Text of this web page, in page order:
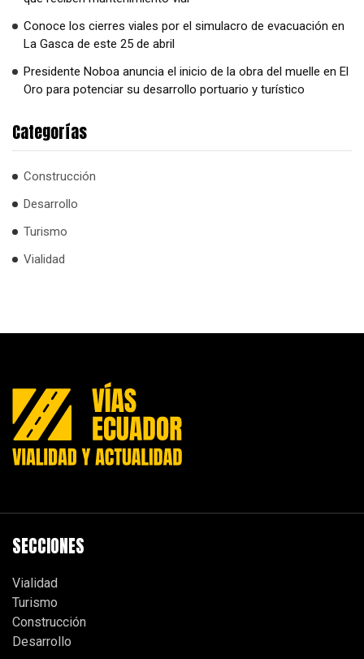
Conoce los cierres viales por el simulacro de evacuación en
La Gasca de este 25 de abril
Presidente Noboa anuncia el inicio de la obra del muelle en El
Oro para potenciar su desarrollo portuario y turístico
Categorías
Construcción
Desarrollo
Turismo
Vialidad
SECCIONES
Vialidad
Turismo
Construcción
Desarrollo